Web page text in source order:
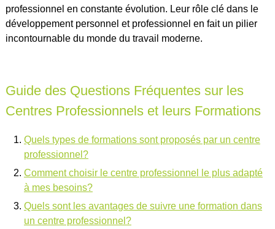
professionnel en constante évolution. Leur rôle clé dans le
développement personnel et professionnel en fait un pilier
incontournable du monde du travail moderne.
Guide des Questions Fréquentes sur les
Centres Professionnels et leurs Formations
Quels types de formations sont proposés par un centre
professionnel?
Comment choisir le centre professionnel le plus adapté
à mes besoins?
Quels sont les avantages de suivre une formation dans
un centre professionnel?